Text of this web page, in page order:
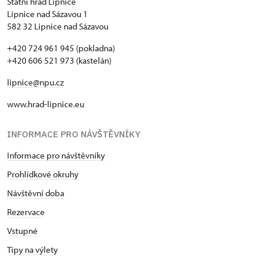
Jednorázové vstupenky vydané NPÚ
příslušníci)
Průkaz Náš člověk *
* Platí pouze pro jednu osobu (držitele
Lipnice nad Sázavou 1
582 32 Lipnice nad Sázavou
+420 724 961 945 (pokladna)
+420 606 521 973 (kastelán)
lipnice@npu.cz
www.hrad-lipnice.eu
INFORMACE PRO NÁVŠTĚVNÍKY
Informace pro návštěvníky
Prohlídkové okruhy
Návštěvní doba
Rezervace
Vstupné
Tipy na výlety